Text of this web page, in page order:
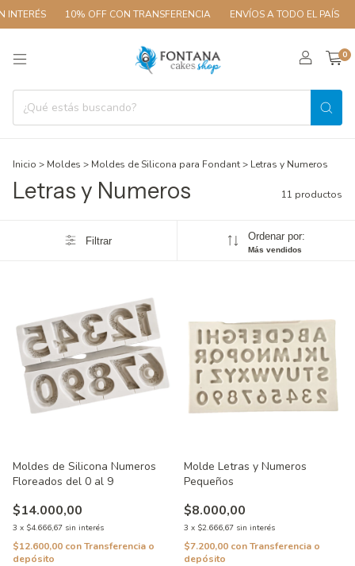
10% OFF CON TRANSFERENCIA ENVÍOS A TODO EL PAÍS 3
0
Inicio > Moldes > Moldes de Silicona para Fondant> Letras y Numeros
Letras y Numeros 11 productos
Filtrar Ordenar por:
Más vendidos
Moldes de Silicona Numeros
Floreados del 0 al 9
$14.000,00
3 x $4.666,67 sin interés
$12.600,00 conTransferencia o
depósito
Molde Letras y Numeros
Pequeños
$8.000,00
3 x $2.666,67 sin interés
$7.200,00 conTransferencia o
depósito